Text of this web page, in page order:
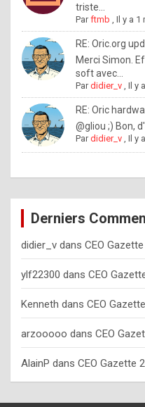
triste...
Parftmb ,Il y a 1
RE: Oric.org
Merci Simon.
soft avec...
Pardidier_v ,Il y
RE: Oric
@gliou ;) Bon,
Pardidier_v ,Il y
Derniers
didier_v dans CEO
ylf22300 dans CEO
Kenneth dans CEO
arzooooo dans CEO
AlainP dans CEO Gazette